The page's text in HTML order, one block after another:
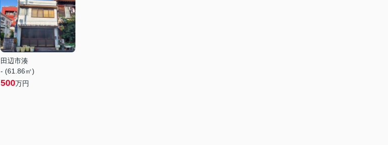
田辺市湊
- (61.86㎡)
500万円